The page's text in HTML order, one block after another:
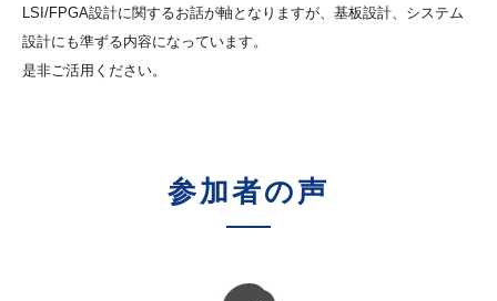
LSI/FPGA設計に関するお話が軸となりますが、基板設計、システム
設計にも準ずる内容になっています。
是非ご活用ください。
参加者の声